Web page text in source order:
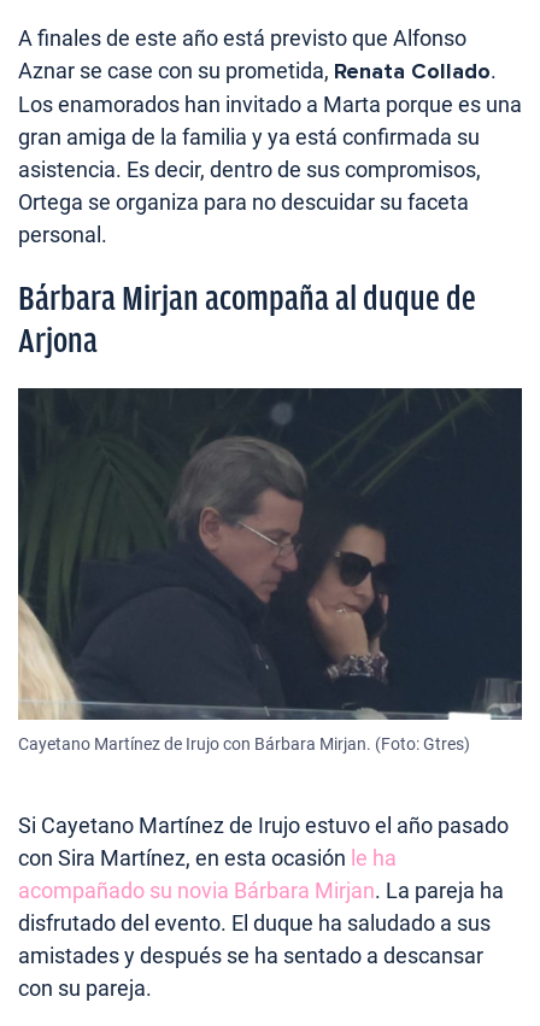
A finales de este año está previsto que Alfonso
Aznar se case con su prometida, Renata Collado.
Los enamorados han invitado a Marta porque es una
gran amiga de la familia y ya está confirmada su
asistencia. Es decir, dentro de sus compromisos,
Ortega se organiza para no descuidar su faceta
personal.
Bárbara Mirjan acompaña al duque de
Arjona
Cayetano Martínez de Irujo con Bárbara Mirjan. (Foto: Gtres)
Si Cayetano Martínez de Irujo estuvo el año pasado
con Sira Martínez, en esta ocasión le ha
acompañado su novia Bárbara Mirjan. La pareja ha
disfrutado del evento. El duque ha saludado a sus
amistades y después se ha sentado a descansar
con su pareja.